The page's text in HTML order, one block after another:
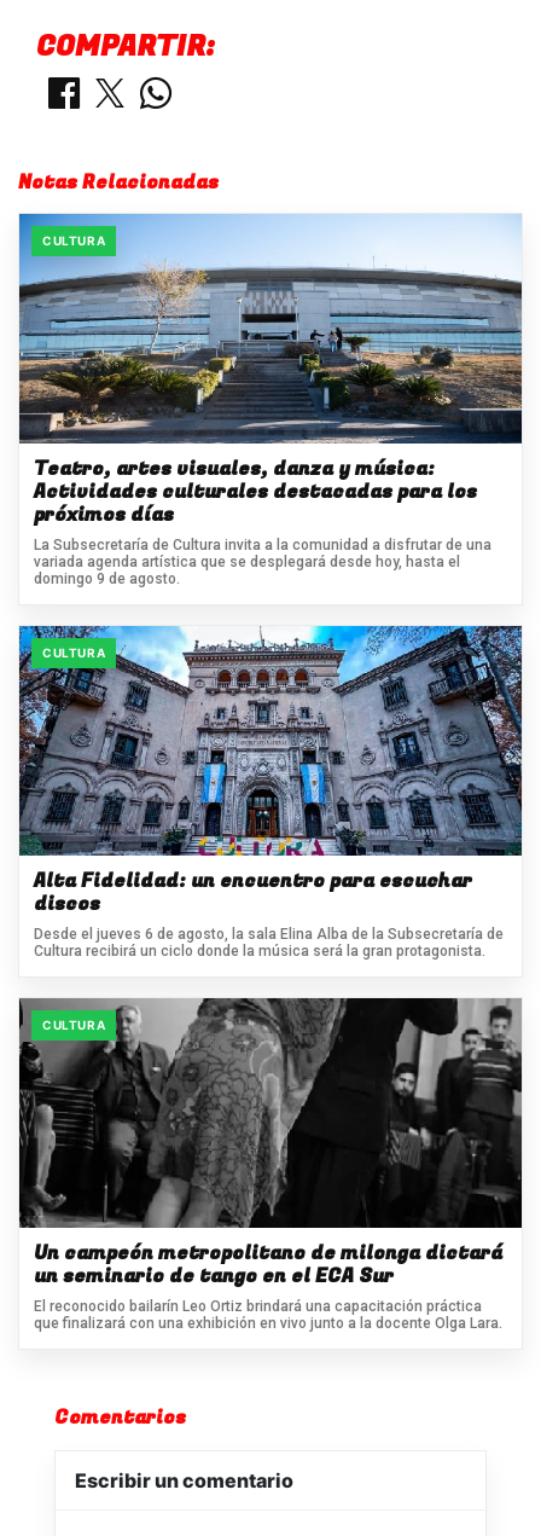
COMPARTIR:
Notas Relacionadas
CULTURA
Teatro, artes visuales, danza y música:
Actividades culturales destacadas para los
próximos días
La Subsecretaría de Cultura invita a la comunidad a disfrutar de una
variada agenda artística que se desplegará desde hoy, hasta el
domingo 9 de agosto.
CULTURA
Alta Fidelidad: un encuentro para escuchar
discos
Desde el jueves 6 de agosto, la sala Elina Alba de la Subsecretaría de
Cultura recibirá un ciclo donde la música será la gran protagonista.
CULTURA
Un campeón metropolitano de milonga dictará
un seminario de tango en el ECA Sur
El reconocido bailarín Leo Ortiz brindará una capacitación práctica
que finalizará con una exhibición en vivo junto a la docente Olga Lara.
Comentarios
Escribir un comentario